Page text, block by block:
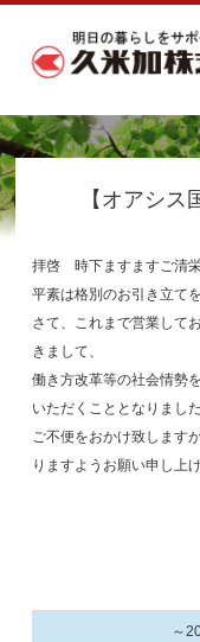
【オアシ
拝啓 時下ますますご清栄
平素は格別のお引き立て
さて、これまで営業して
きまして、
働き方改革等の社会情勢
いただくこととなりました
ご不便をおかけ致します
りますようお願い申し上げ
～